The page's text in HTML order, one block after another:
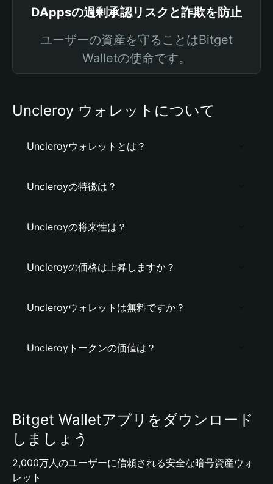
DAppsの過剰承認リスクと詐欺を防止
ユーザーの資産を守ることはBitget
Walletの使命です。
Uncleroy ウォレットについて
Uncleroyウォレットとは？
Uncleroyの特徴は？
Uncleroyの将来性は？
Uncleroyの価格は上昇しますか？
Uncleroyウォレットは無料ですか？
Uncleroyトークンの価値は？
Bitget Walletアプリをダウンロード
しましょう
2,000万人のユーザーに信頼される安全な暗号資産ウォ
レット